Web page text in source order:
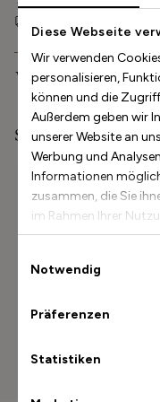
Diese Webseite
Wir verwenden
personalisieren,
können und die
Außerdem geben wir
unserer Website an
Werbung und
Informationen
zusammen, die Sie
im Rahmen Ihrer
Notwendig
Präferenzen
Statistiken
Versand und
Stinaaj-
Größenhilfe
Beschreibung
Wie messe ich meinen